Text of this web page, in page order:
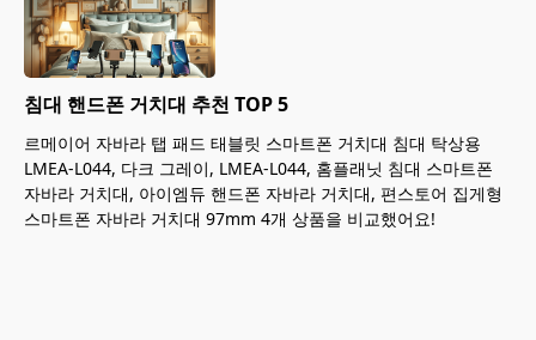
침대 핸드폰 거치대 추천 TOP 5
르메이어 자바라 탭 패드 태블릿 스마트폰 거치대 침대 탁상용
LMEA-L044, 다크 그레이, LMEA-L044, 홈플래닛 침대 스마트폰
자바라 거치대, 아이엠듀 핸드폰 자바라 거치대, 편스토어 집게형
스마트폰 자바라 거치대 97mm 4개 상품을 비교했어요!